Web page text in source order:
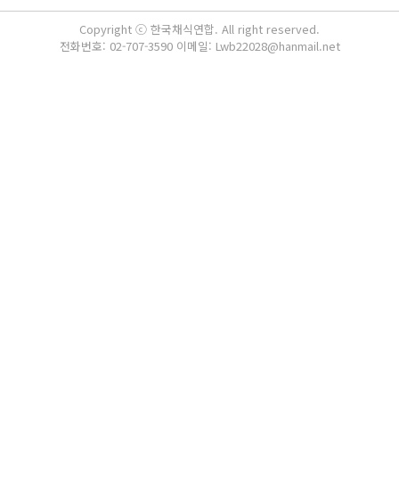
Copyright ⓒ 한국채식연합. All right reserved.
전화번호: 02-707-3590 이메일: Lwb22028@hanmail.net